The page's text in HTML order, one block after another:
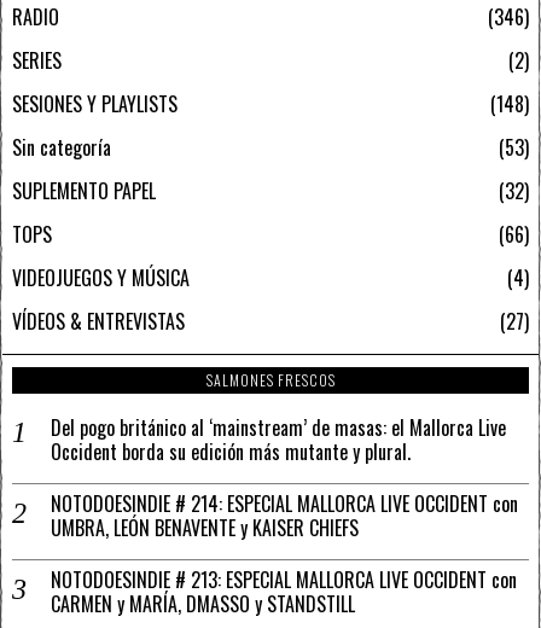
RADIO
346
SERIES
2
SESIONES Y PLAYLISTS
148
Sin categoría
53
SUPLEMENTO PAPEL
32
TOPS
66
VIDEOJUEGOS Y MÚSICA
4
VÍDEOS & ENTREVISTAS
27
SALMONES FRESCOS
Del pogo británico al ‘mainstream’ de masas: el Mallorca Live
Occident borda su edición más mutante y plural.
NOTODOESINDIE # 214: ESPECIAL MALLORCA LIVE OCCIDENT con
UMBRA, LEÓN BENAVENTE y KAISER CHIEFS
NOTODOESINDIE # 213: ESPECIAL MALLORCA LIVE OCCIDENT con
CARMEN y MARÍA, DMASSO y STANDSTILL